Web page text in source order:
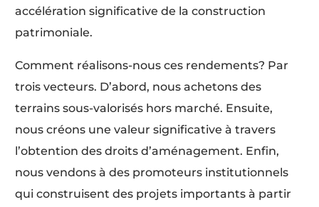
accélération significative de la construction
patrimoniale.
Comment réalisons-nous ces rendements? Par
trois vecteurs. D’abord, nous achetons des
terrains sous-valorisés hors marché. Ensuite,
nous créons une valeur significative à travers
l’obtention des droits d’aménagement. Enfin,
nous vendons à des promoteurs institutionnels
qui construisent des projets importants à partir